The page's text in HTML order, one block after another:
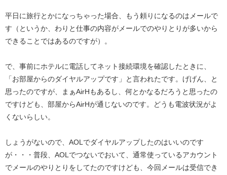
平日に旅行とかになっちゃった場合、もう頼りになるのはメールで
す（というか、わりと仕事の内容がメールでのやりとりが多いから
できることではあるのですが）。
で、事前にホテルに電話してネット接続環境を確認したときに、
「お部屋からのダイヤルアップです」と言われたです。げげん、と
思ったのですが、まぁAirHもあるし、何とかなるだろうと思ったの
ですけども、部屋からAirHが通じないのです。どうも電波状況がよ
くないらしい。
しょうがないので、AOLでダイヤルアップしたのはいいのです
が・・・普段、AOLでつないでおいて、通常使っているアカウント
でメールのやりとりをしてたのですけども、今回メールは受信でき